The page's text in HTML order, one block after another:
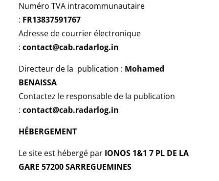
Numéro TVA intracommunautaire
: FR13837591767
Adresse de courrier électronique
:contact@cab.radarlog.in
Directeur de la publication : Mohamed
BENAISSA
Contactez le responsable de la publication
:contact@cab.radarlog.in
HÉBERGEMENT
Le site est hébergé par IONOS 1&1 7 PL DE LA
GARE 57200 SARREGUEMINES